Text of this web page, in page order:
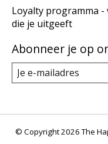
Loyalty programma -
die je uitgeeft
Abonneer je op
© Copyright 2026 The